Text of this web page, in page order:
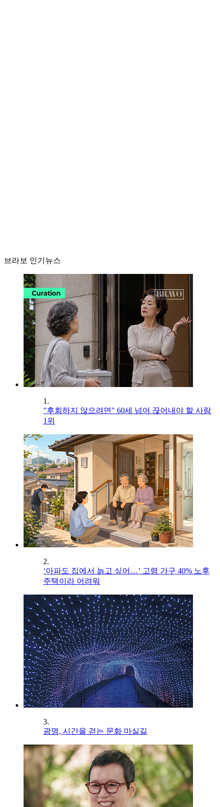
브라보 인기뉴스
1.
"후회하지 않으려면" 60세 넘어 끊어내야 할 사람
1위
2.
‘아파도 집에서 늙고 싶어…’ 고령 가구 40% 노후
주택이라 어려워
3.
광명, 시간을 걷는 문화 마실길